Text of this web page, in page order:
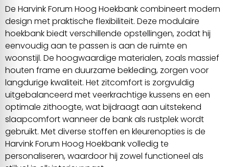
De Harvink Forum Hoog Hoekbank combineert modern
design met praktische flexibiliteit. Deze modulaire
hoekbank biedt verschillende opstellingen, zodat hij
eenvoudig aan te passen is aan de ruimte en
woonstijl. De hoogwaardige materialen, zoals massief
houten frame en duurzame bekleding, zorgen voor
langdurige kwaliteit. Het zitcomfort is zorgvuldig
uitgebalanceerd met veerkrachtige kussens en een
optimale zithoogte, wat bijdraagt aan uitstekend
slaapcomfort wanneer de bank als rustplek wordt
gebruikt. Met diverse stoffen en kleurenopties is de
Harvink Forum Hoog Hoekbank volledig te
personaliseren, waardoor hij zowel functioneel als